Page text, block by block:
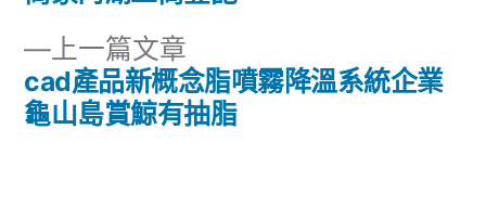
導
覽
上一篇文章
一
篇
cad產品新概念脂噴霧降溫系統企業
龜山島賞鯨有抽脂